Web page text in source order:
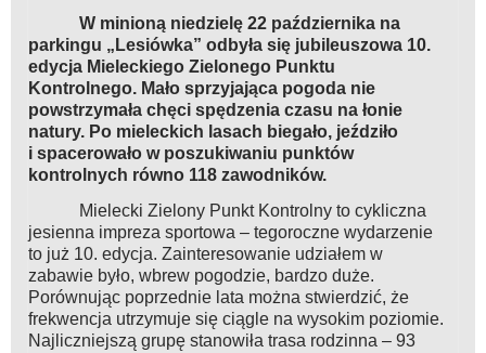
W minioną niedzielę 22 października na
parkingu „Lesiówka” odbyła się jubileuszowa 10.
edycja Mieleckiego Zielonego Punktu
Kontrolnego. Mało sprzyjająca pogoda nie
powstrzymała chęci spędzenia czasu na łonie
natury. Po mieleckich lasach biegało, jeździło
i spacerowało w poszukiwaniu punktów
kontrolnych równo 118 zawodników.
Mielecki Zielony Punkt Kontrolny to cykliczna
jesienna impreza sportowa – tegoroczne wydarzenie
to już 10. edycja. Zainteresowanie udziałem w
zabawie było, wbrew pogodzie, bardzo duże.
Porównując poprzednie lata można stwierdzić, że
frekwencja utrzymuje się ciągle na wysokim poziomie.
Najliczniejszą grupę stanowiła trasa rodzinna – 93